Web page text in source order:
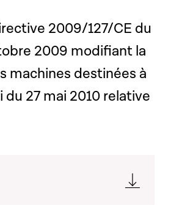
2009/127/CE du
2009 modifiant la
machines destinées à
27 mai 2010 relative